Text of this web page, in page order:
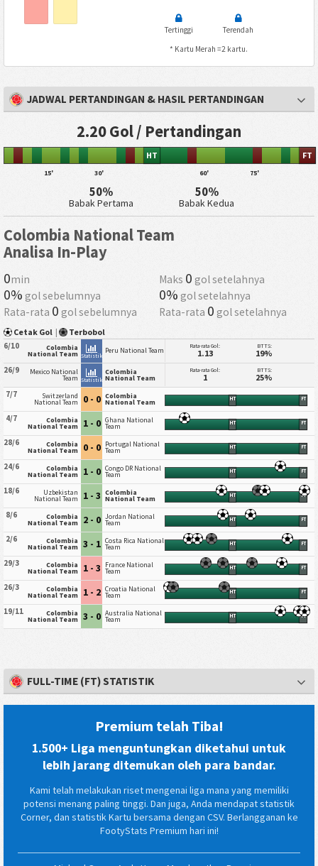
Tertinggi
Terendah
* Kartu Merah =2 kartu.
JADWAL PERTANDINGAN & HASIL PERTANDINGAN
2.20 Gol / Pertandingan
15' 30'
HT
60' 75'
FT
50%
Babak Pertama
50%
Babak Kedua
Colombia National Team
Analisa In-Play
0min Maks 0 gol setelahnya
0% gol sebelumnya 0% gol setelahnya
Rata-rata 0 gol sebelumnya Rata-rata 0 gol setelahnya
Cetak Gol | Terbobol
6/10 Colombia
National Team Statistik
Peru National Team Rata-rata Gol:
1.13
BTTS:
19%
26/9 Mexico National
Team Statistik
Colombia
National Team
Rata-rata Gol:
1
BTTS:
25%
7/7 Switzerland
National Team 0 - 0 Colombia
National Team HT FT
4/7 Colombia
National Team 1 - 0 Ghana National
Team HT FT
28/6 Colombia
National Team 0 - 0 Portugal National
Team HT FT
24/6 Colombia
National Team 1 - 0 Congo DR National
Team HT FT
18/6 Uzbekistan
National Team 1 - 3 Colombia
National Team HT FT
8/6 Colombia
National Team 2 - 0 Jordan National
Team HT FT
2/6 Colombia
National Team 3 - 1 Costa Rica National
Team HT FT
29/3 Colombia
National Team 1 - 3 France National
Team HT FT
26/3 Colombia
National Team 1 - 2 Croatia National
Team HT FT
19/11 Colombia
National Team 3 - 0 Australia National
Team HT FT
FULL-TIME (FT) STATISTIK
Premium telah Tiba!
1.500+ Liga menguntungkan diketahui untuk
lebih jarang ditemukan oleh para bandar.
Kami telah melakukan riset mengenai liga mana yang memiliki
potensi menang paling tinggi. Dan juga, Anda mendapat statistik
Corner, dan statistik Kartu bersama dengan CSV. Berlangganan ke
FootyStats Premium hari ini!